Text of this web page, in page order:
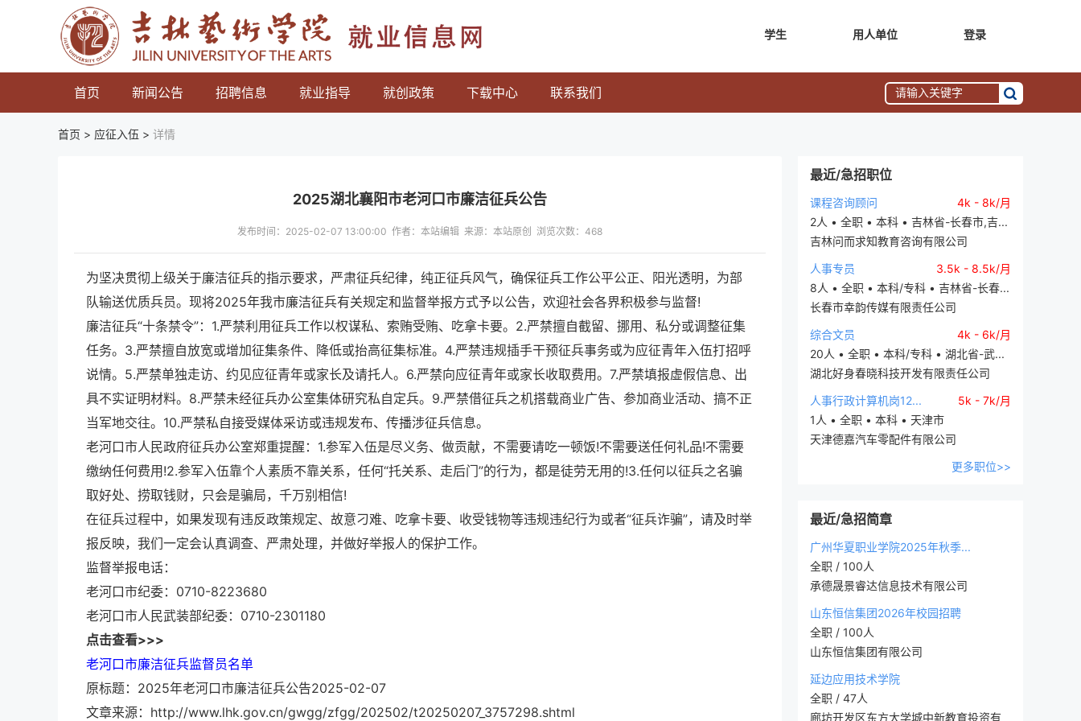
学生 用人单位 登录
首页 新闻公告 招聘信息 就业指导 就创政策 下载中心 联系我们
首页 > 应征入伍 > 详情
最近/急招职位
课程咨询顾问
4k - 8k/月
2人 • 全职 • 本科 • 吉林省-长春市,吉...
吉林问而求知教育咨询有限公司
人事专员
3.5k - 8.5k/月
8人 • 全职 • 本科/专科 • 吉林省-长春...
长春市幸韵传媒有限责任公司
综合文员
4k - 6k/月
20人 • 全职 • 本科/专科 • 湖北省-武...
湖北好身春晓科技开发有限责任公司
人事行政计算机岗12...
5k - 7k/月
1人 • 全职 • 本科 • 天津市
天津德嘉汽车零配件有限公司
更多职位>>
最近/急招简章
广州华夏职业学院2025年秋季...
全职 / 100人
承德晟景睿达信息技术有限公司
山东恒信集团2026年校园招聘
全职 / 100人
山东恒信集团有限公司
延边应用技术学院
全职 / 47人
廊坊开发区东方大学城中新教育投资有
2025湖北襄阳市老河口市廉洁征兵公告
发布时间：2025-02-07 13:00:00 作者：本站编辑 来源：本站原创 浏览次数： 468
为坚决贯彻上级关于廉洁征兵的指示要求，严肃征兵纪律，纯正征兵风气，确保征兵工作公平公正、阳光透明，为部
队输送优质兵员。现将2025年我市廉洁征兵有关规定和监督举报方式予以公告，欢迎社会各界积极参与监督!
廉洁征兵“十条禁令”：1.严禁利用征兵工作以权谋私、索贿受贿、吃拿卡要。2.严禁擅自截留、挪用、私分或调整征集
任务。3.严禁擅自放宽或增加征集条件、降低或抬高征集标准。4.严禁违规插手干预征兵事务或为应征青年入伍打招呼
说情。5.严禁单独走访、约见应征青年或家长及请托人。6.严禁向应征青年或家长收取费用。7.严禁填报虚假信息、出
具不实证明材料。8.严禁未经征兵办公室集体研究私自定兵。9.严禁借征兵之机搭载商业广告、参加商业活动、搞不正
当军地交往。10.严禁私自接受媒体采访或违规发布、传播涉征兵信息。
老河口市人民政府征兵办公室郑重提醒：1.参军入伍是尽义务、做贡献，不需要请吃一顿饭!不需要送任何礼品!不需要
缴纳任何费用!2.参军入伍靠个人素质不靠关系，任何“托关系、走后门”的行为，都是徒劳无用的!3.任何以征兵之名骗
取好处、捞取钱财，只会是骗局，千万别相信!
在征兵过程中，如果发现有违反政策规定、故意刁难、吃拿卡要、收受钱物等违规违纪行为或者“征兵诈骗”，请及时举
报反映，我们一定会认真调查、严肃处理，并做好举报人的保护工作。
监督举报电话：
老河口市纪委：0710-8223680
老河口市人民武装部纪委：0710-2301180
点击查看>>>
老河口市廉洁征兵监督员名单
原标题：2025年老河口市廉洁征兵公告2025-02-07
文章来源：http://www.lhk.gov.cn/gwgg/zfgg/202502/t20250207_3757298.shtml